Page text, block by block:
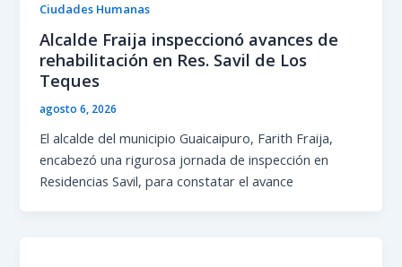
Ciudades Humanas
Alcalde Fraija inspeccionó avances de
rehabilitación en Res. Savil de Los
Teques
agosto 6, 2026
El alcalde del municipio Guaicaipuro, Farith Fraija,
encabezó una rigurosa jornada de inspección en
Residencias Savil, para constatar el avance